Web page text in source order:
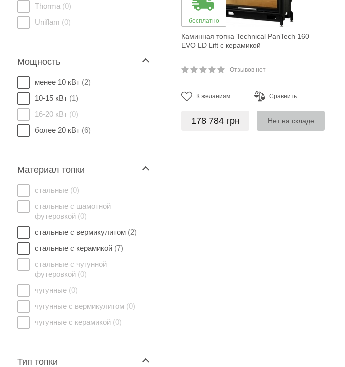
Thorma (0)
Uniflam (0)
Мощность
менее 10 кВт (2)
10-15 кВт (1)
16-20 кВт (0)
более 20 кВт (6)
Материал топки
стальные (0)
стальные с шамотной
футеровкой (0)
стальные с вермикулитом (2)
стальные с керамикой (7)
стальные с чугунной
футеровкой (0)
чугунные (0)
чугунные с вермикулитом (0)
чугунные с керамикой (0)
Тип топки
бесплатно
Каминная топка Technical PanTech 160
EVO LD Lift с керамикой
Отзывов нет
К желаниям Сравнить
178 784 грн Нет на складе